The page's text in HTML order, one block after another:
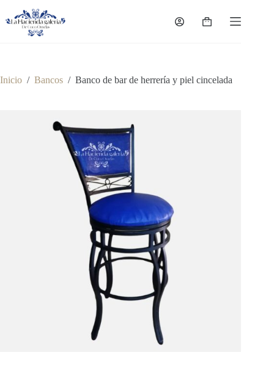
contenido
Carro
Inicio / Bancos / Banco de bar de herrería y piel cincelada